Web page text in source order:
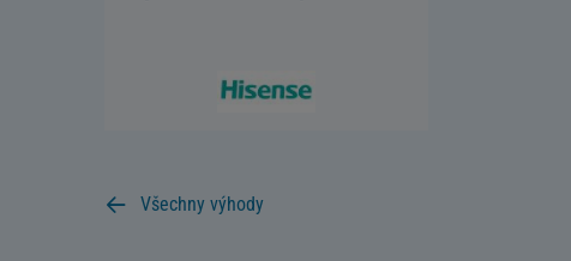
Všechny výhody